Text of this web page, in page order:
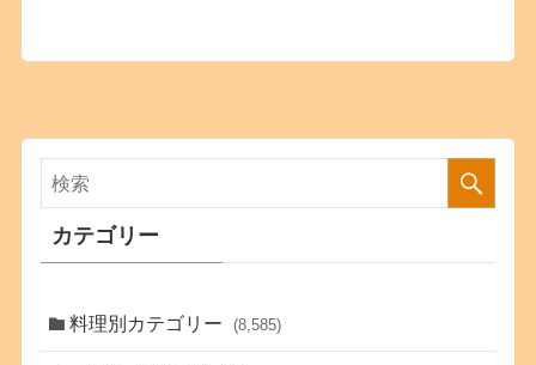
カテゴリー
料理別カテゴリー (8,585)